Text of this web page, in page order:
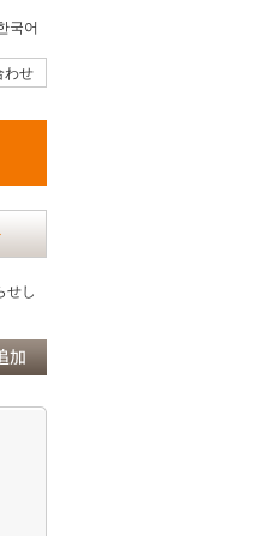
국어
わせ
せし